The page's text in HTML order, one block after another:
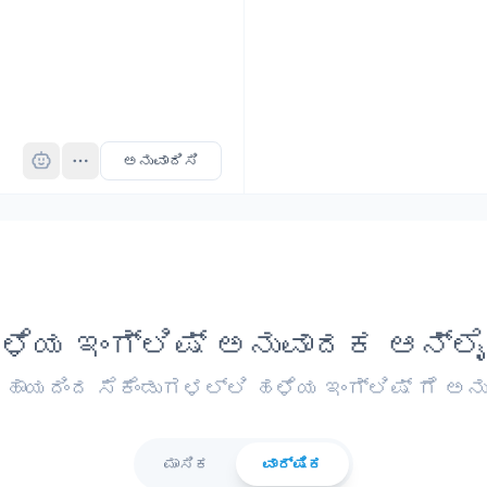
ಅನುವಾದಿಸಿ
ಇಂಗ್ಲಿಷ್ ಅನುವಾದಕ
ಸೆಕೆಂಡುಗಳಲ್ಲಿ ಹಳೆಯ ಇಂಗ್ಲಿಷ್ ಗೆ
ಮಾಸಿಕ ವಾರ್ಷಿಕ